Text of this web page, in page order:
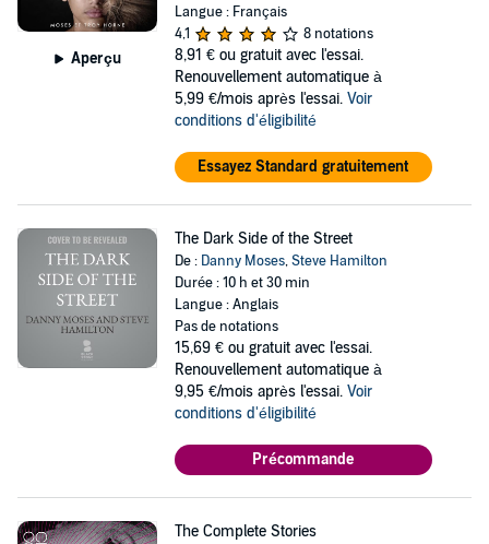
Aperçu
Langue : Français
4,1
8 notations
8,91 € ou gratuit avec l'essai.
Renouvellement automatique à
5,99 €/mois après l'essai. Voir
conditions d'éligibilité
Essayez Standard gratuitement
The Dark Side of the Street
De : Danny Moses,Steve Hamilton
Durée : 10 h et 30 min
Langue : Anglais
Pas de notations
15,69 € ou gratuit avec l'essai.
Renouvellement automatique à
9,95 €/mois après l'essai. Voir
conditions d'éligibilité
Précommande
The Complete Stories